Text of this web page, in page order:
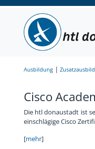
Ausbildung
Cisco
Die htl donaustadt ist
einschlägige Cisco
[mehr]
Elektrotechnik
Informatik
Abendschule
Leitung
Lageplan
Tage der offenen Tür
Virtuelle Schulführung
Sekretariat
Jugendcoaching
Schulpsychologie
Anmeldung
Jobbörse
Schulbuffet